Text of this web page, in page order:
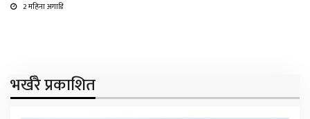
2 महिना अगाडि
भर्खरै प्रकाशित